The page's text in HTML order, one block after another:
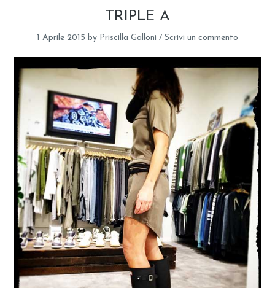
TRIPLE A
1 Aprile 2015 by Priscilla Galloni / Scrivi un commento